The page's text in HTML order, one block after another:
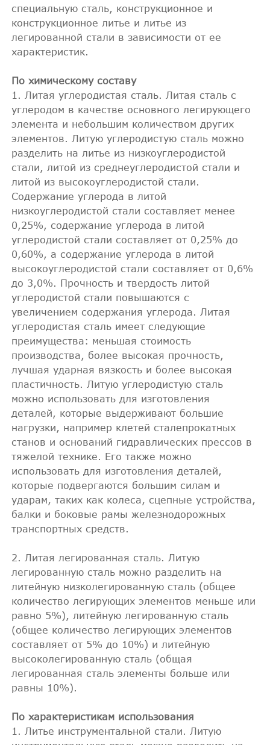
специальную сталь, конструкционное и
конструкционное литье и литье из
легированной стали в зависимости от ее
характеристик.
По химическому составу
1. Литая углеродистая сталь. Литая сталь с
углеродом в качестве основного легирующего
элемента и небольшим количеством других
элементов. Литую углеродистую сталь можно
разделить на литье из низкоуглеродистой
стали, литой из среднеуглеродистой стали и
литой из высокоуглеродистой стали.
Содержание углерода в литой
низкоуглеродистой стали составляет менее
0,25%, содержание углерода в литой
углеродистой стали составляет от 0,25% до
0,60%, а содержание углерода в литой
высокоуглеродистой стали составляет от 0,6%
до 3,0%. Прочность и твердость литой
углеродистой стали повышаются с
увеличением содержания углерода. Литая
углеродистая сталь имеет следующие
преимущества: меньшая стоимость
производства, более высокая прочность,
лучшая ударная вязкость и более высокая
пластичность. Литую углеродистую сталь
можно использовать для изготовления
деталей, которые выдерживают большие
нагрузки, например клетей сталепрокатных
станов и оснований гидравлических прессов в
тяжелой технике. Его также можно
использовать для изготовления деталей,
которые подвергаются большим силам и
ударам, таких как колеса, сцепные устройства,
балки и боковые рамы железнодорожных
транспортных средств.
2. Литая легированная сталь. Литую
легированную сталь можно разделить на
литейную низколегированную сталь (общее
количество легирующих элементов меньше или
равно 5%), литейную легированную сталь
(общее количество легирующих элементов
составляет от 5% до 10%) и литейную
высоколегированную сталь (общая
легированная сталь элементы больше или
равны 10%).
По характеристикам использования
1. Литье инструментальной стали. Литую